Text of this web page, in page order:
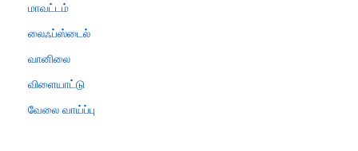
மாவட்டம்
லைஃப்ஸ்டைல்
வானிலை
விளையாட்டு
வேலை வாய்ப்பு